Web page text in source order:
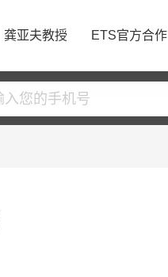
龚亚夫教授 ETS官方合作